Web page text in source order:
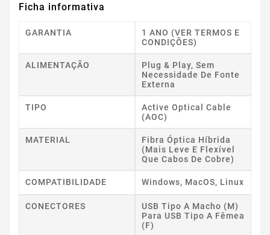
Ficha informativa
GARANTIA
1 ANO (VER TERMOS E
CONDIÇÕES)
ALIMENTAÇÃO
Plug & Play, Sem
Necessidade De Fonte
Externa
TIPO
Active Optical Cable
(AOC)
MATERIAL
Fibra Óptica Híbrida
(mais Leve E Flexível
Que Cabos De Cobre)
COMPATIBILIDADE Windows, MacOS, Linux
CONECTORES
USB Tipo A Macho (M)
Para USB Tipo A Fêmea
(F)